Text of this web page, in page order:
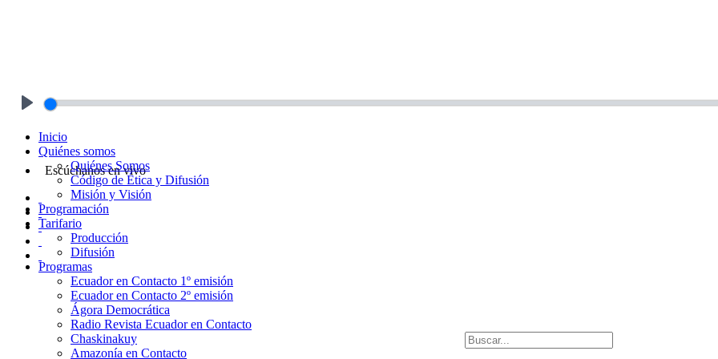
Escúchanos en vivo
Inicio
Quiénes somos
Quiénes Somos
Código de Ética y Difusión
Misión y Visión
Programación
Tarifario
Producción
Difusión
Programas
Ecuador en Contacto 1º emisión
Ecuador en Contacto 2º emisión
Ágora Democrática
Radio Revista Ecuador en Contacto
Chaskinakuy
Amazonía en Contacto